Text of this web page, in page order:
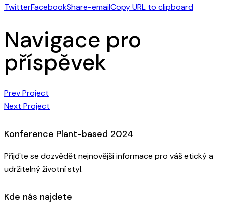
TwitterFacebookShare-emailCopy URL to clipboard
Navigace pro
příspěvek
Prev Project
Next Project
Konference Plant-based 2024
Přijďte se dozvědět nejnovější informace pro váš etický a
udržitelný životní styl.
Kde nás najdete